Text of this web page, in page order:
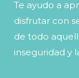
Te ayudo a
disfrutar con
de todo
inseguridad y